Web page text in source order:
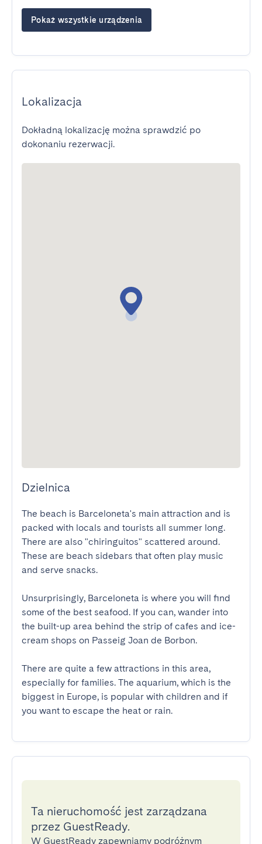
Pokaż wszystkie urządzenia
Lokalizacja
Dokładną lokalizację można sprawdzić po
dokonaniu rezerwacji.
Dzielnica
The beach is Barceloneta's main attraction and is
packed with locals and tourists all summer long.
There are also "chiringuitos" scattered around.
These are beach sidebars that often play music
and serve snacks.
Unsurprisingly, Barceloneta is where you will find
some of the best seafood. If you can, wander into
the built-up area behind the strip of cafes and ice-
cream shops on Passeig Joan de Borbon.
There are quite a few attractions in this area,
especially for families. The aquarium, which is the
biggest in Europe, is popular with children and if
you want to escape the heat or rain.
Ta nieruchomość jest zarządzana
przez GuestReady.
W GuestReady zapewniamy podróżnym